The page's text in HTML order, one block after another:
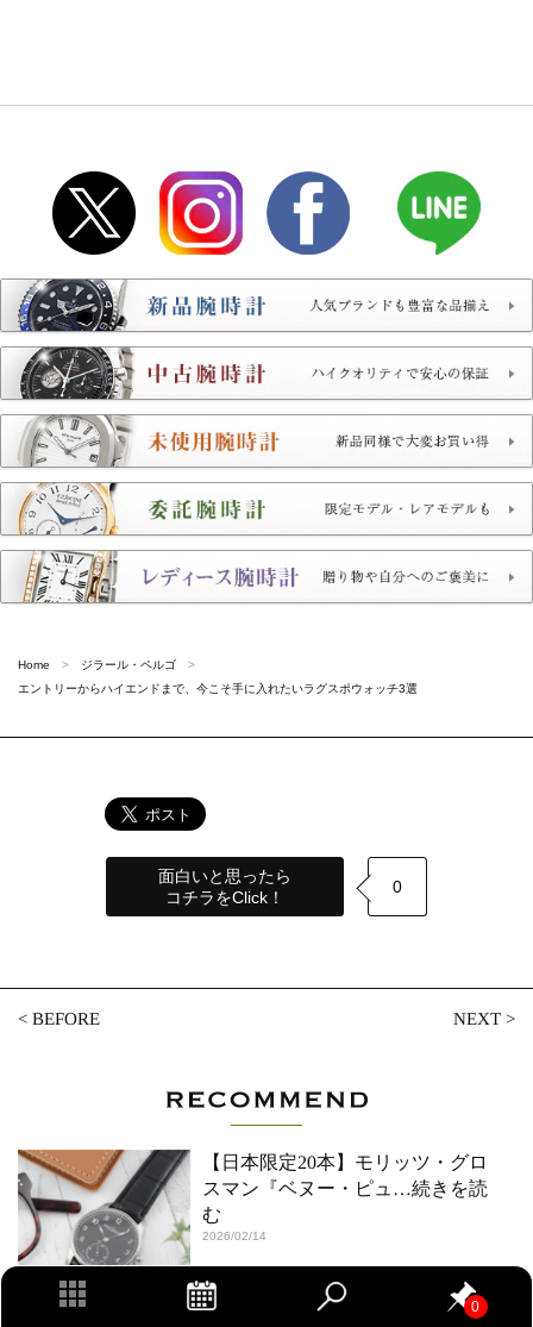
0
Home
ジラール・ペルゴ
エントリーからハイエンドまで、今こそ手に入れたいラグスポウォッチ3選
面白いと思ったら
コチラをClick！
0
<BEFORE NEXT>
【日本限定20本】モリッツ・グロ
スマン『ベヌー・ピュ …続きを読
む
2026/02/14